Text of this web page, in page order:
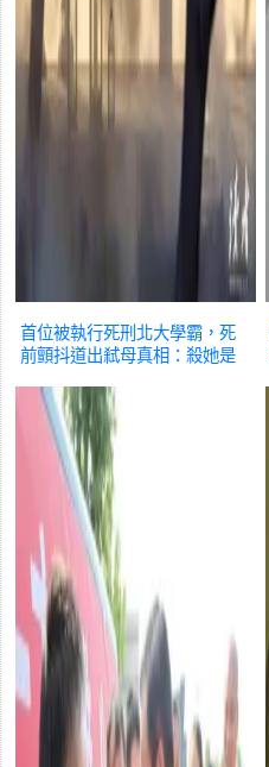
首位被執行死刑北大學霸，死
前顫抖道出弒母真相：殺她是